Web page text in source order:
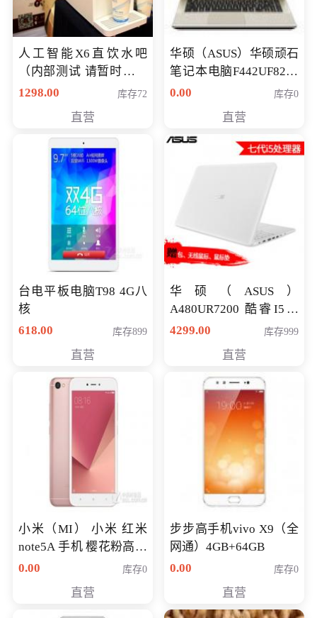
人工智能X6直饮水吧
（内部测试 请暂时不要
购买）
1298.00 库存72
直营
华硕（ASUS）华硕顽石
笔记本电脑F442UF8250
八代独显轻薄办公商务
0.00 库存0
直营
台电平板电脑T98 4G八
核
618.00
库存899
直营
华硕（ASUS）
A480UR7200 酷睿I5超
薄学生办公游戏独显笔
NV930-2G独
4299.00 库存999
直营
小米（MI） 小米 红米
note5A 手机 樱花粉高配
版 全网通(3G+32G)
0.00 库存0
直营
步步高手机vivo X9（全
网通）4GB+64GB
0.00
库存0
直营